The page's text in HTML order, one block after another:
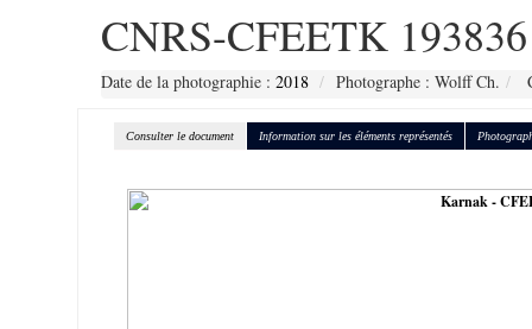
CNRS-CFEETK 193836
Date de la photographie : 2018 Photographe : Wolff Ch.
Consulter le document Information sur les éléments représentés